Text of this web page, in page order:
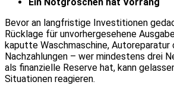
Bevor an langfristige Investitionen
Rücklage für unvorhergesehene
kaputte Waschmaschine,
Nachzahlungen – wer mindestens drei
als finanzielle Reserve hat, kann
Situationen reagieren.